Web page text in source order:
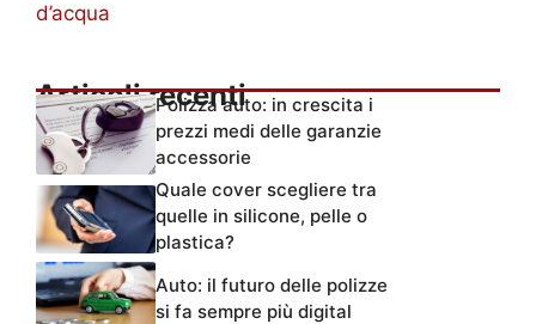
d’acqua
Articoli recentiPolizza auto: in crescita i
prezzi medi delle garanzie
accessorie
Quale cover scegliere tra
quelle in silicone, pelle o
plastica?
Auto: il futuro delle polizze
si fa sempre più digital